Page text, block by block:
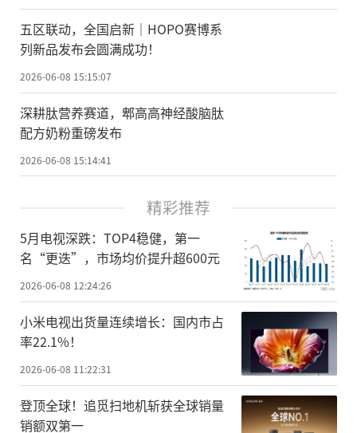
五区联动，全国启新｜HOPO赛博系
列新品发布会圆满成功！
2026-06-08 15:15:07
深耕肽营养赛道，郫高高神经酸脑肽
配方奶粉重磅发布
2026-06-08 15:14:41
精彩推荐
5月电视深跌：TOP4稳健，第一
名“更迭”，市场均价提升超600元
2026-06-08 12:24:26
小米电视出货量连续增长：国内市占
率22.1%！
2026-06-08 11:22:31
登顶全球！追觅扫地机斩获全球销量
销额双第一